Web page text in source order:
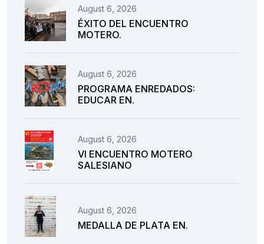
August 6, 2026
ÉXITO DEL ENCUENTRO
MOTERO.
August 6, 2026
PROGRAMA ENREDADOS:
EDUCAR EN.
August 6, 2026
VI ENCUENTRO MOTERO
SALESIANO
August 6, 2026
MEDALLA DE PLATA EN.